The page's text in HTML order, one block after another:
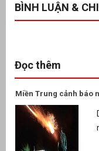
BÌNH LUẬN &
Đọc thêm
Miền Trung cảnh báo